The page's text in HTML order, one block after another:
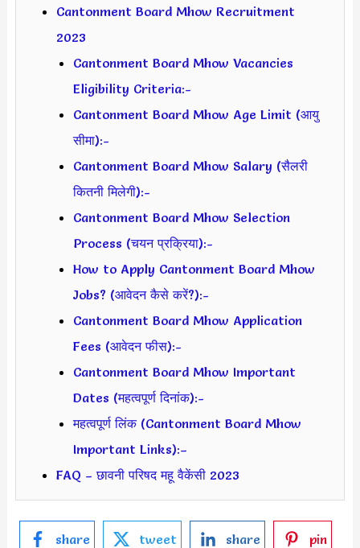
Cantonment Board Mhow Recruitment
2023
Cantonment Board Mhow Vacancies
Eligibility Criteria:-
Cantonment Board Mhow Age Limit (आयु
सीमा):-
Cantonment Board Mhow Salary (सैलरी
कितनी मिलेगी):-
Cantonment Board Mhow Selection
Process (चयन प्रक्रिया):-
How to Apply Cantonment Board Mhow
Jobs? (आवेदन कैसे करें?):-
Cantonment Board Mhow Application
Fees (आवेदन फीस):-
Cantonment Board Mhow Important
Dates (महत्वपूर्ण दिनांक):-
महत्वपूर्ण लिंक (Cantonment Board Mhow
Important Links):–
FAQ – छावनी परिषद महू वैकेंसी 2023
share tweet share pin